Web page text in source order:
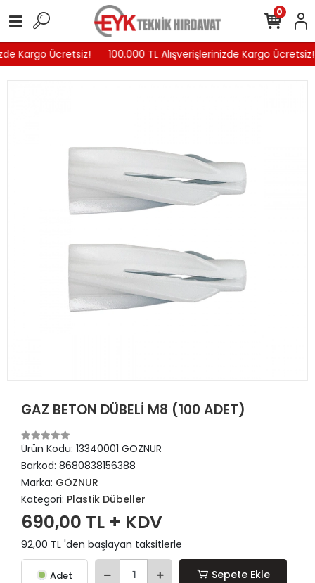
Kargo Ücretsiz! 100.000 TL Alışverişlerinizde Kargo Ücretsiz!
0
GAZ BETON DÜBELİ M8 (100 ADET)
Ürün Kodu: 13340001 GOZNUR
Barkod: 8680838156388
Marka: GÖZNUR
Kategori: Plastik Dübeller
690,00 TL + KDV
92,00 TL 'den başlayan taksitlerle
Adet Sepete Ekle